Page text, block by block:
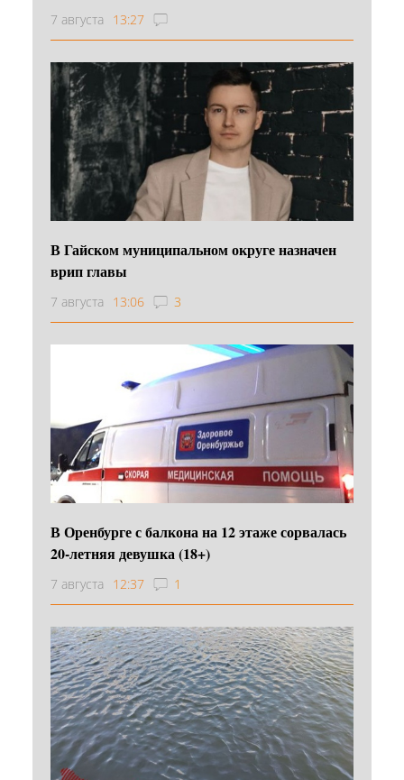
7 августа 13:27
В Гайском муниципальном округе назначен
врип главы
7 августа 13:06 3
В Оренбурге с балкона на 12 этаже сорвалась
20-летняя девушка (18+)
7 августа 12:37 1